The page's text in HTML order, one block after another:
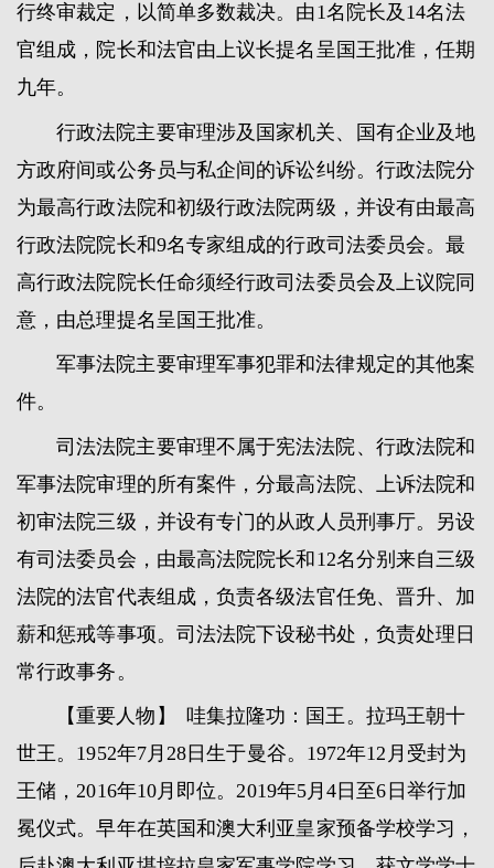
行终审裁定，以简单多数裁决。由1名院长及14名法
官组成，院长和法官由上议长提名呈国王批准，任期
九年。
行政法院主要审理涉及国家机关、国有企业及地
方政府间或公务员与私企间的诉讼纠纷。行政法院分
为最高行政法院和初级行政法院两级，并设有由最高
行政法院院长和9名专家组成的行政司法委员会。最
高行政法院院长任命须经行政司法委员会及上议院同
意，由总理提名呈国王批准。
军事法院主要审理军事犯罪和法律规定的其他案
件。
司法法院主要审理不属于宪法法院、行政法院和
军事法院审理的所有案件，分最高法院、上诉法院和
初审法院三级，并设有专门的从政人员刑事厅。另设
有司法委员会，由最高法院院长和12名分别来自三级
法院的法官代表组成，负责各级法官任免、晋升、加
薪和惩戒等事项。司法法院下设秘书处，负责处理日
常行政事务。
【重要人物】 哇集拉隆功：国王。拉玛王朝十
世王。1952年7月28日生于曼谷。1972年12月受封为
王储，2016年10月即位。2019年5月4日至6日举行加
冕仪式。早年在英国和澳大利亚皇家预备学校学习，